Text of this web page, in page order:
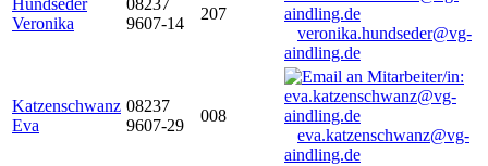
Hundseder
Veronika
08237
9607-14
207
veronika.hundseder@vg-
aindling.de
Katzenschwanz
Eva
08237
9607-29
008
eva.katzenschwanz@vg-
aindling.de